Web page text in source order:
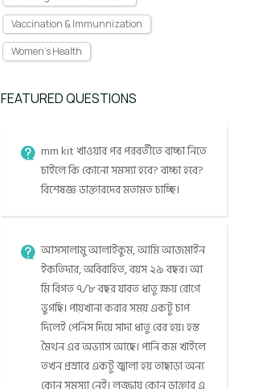
Vaccination & Immunnization
Women's Health
FEATURED QUESTIONS
mm kit খাওয়ার পর পরবর্তীতে বাচ্চা নিতে
চাইলে কি কোনো সমস্যা হবে? বাচ্চা হবে?
বিশেষজ্ঞ ডাক্তারদের মতামত চাচ্ছি।
আসসালামু আলাইকুম, আমি আজমাইন
ইকতিদার, অবিবাহিত, বয়স ২৯ বছর। আ
মি বিগত ৭/৮ বছর যাবত ধাতু ক্ষয় রোগে
ভুগছি। পায়খানা করার সময় একটু চাপ
দিলেই পেনিস দিয়ে সাদা ধাতু বের হয়। হস্ত
মৈথন এর অভ্যাস আছে। পানি কম খাইলে
তখন প্রস্রাবে একটু জ্বালা হয় তাছাড়া অন্য